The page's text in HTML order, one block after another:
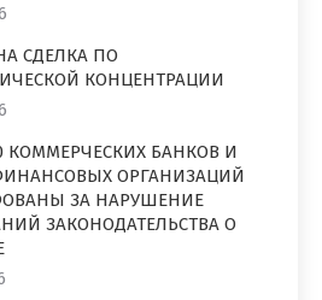
СДЕЛКА ПО
КОНЦЕНТРАЦИИ
КОММЕРЧЕСКИХ БАНКОВ И
ОРГАНИЗАЦИЙ
ЗА НАРУШЕНИЕ
ЗАКОНОДАТЕЛЬСТВА О